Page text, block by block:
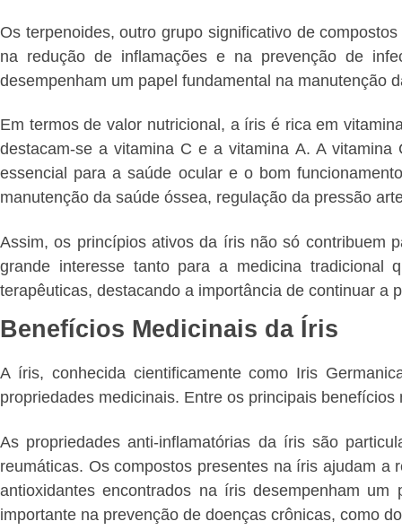
Os terpenoides, outro grupo significativo de
na redução de inflamações e na prevenção de
desempenham um papel fundamental na manutenção
Em termos de valor nutricional, a íris é rica em
destacam-se a vitamina C e a vitamina A. A
essencial para a saúde ocular e o bom
manutenção da saúde óssea, regulação da pressão
Assim, os princípios ativos da íris não só contribuem
grande interesse tanto para a medicina tradicional
terapêuticas, destacando a importância de continuar a
Benefícios Medicinais da Íris
A íris, conhecida cientificamente como Iris
propriedades medicinais. Entre os principais
As propriedades anti-inflamatórias da íris são
reumáticas. Os compostos presentes na íris ajudam
antioxidantes encontrados na íris desempenham
importante na prevenção de doenças crônicas, como